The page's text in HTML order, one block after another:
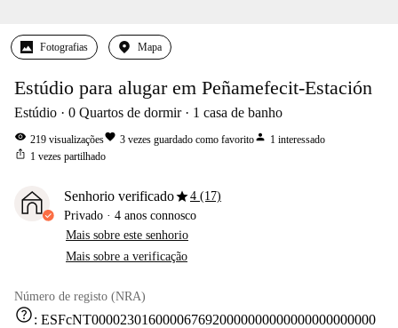
Fotografias Mapa
Estúdio para alugar em Peñamefecit-Estación
Estúdio 0 Quartos de dormir 1 casa de banho
visibility 219 visualizaçõesfavorite 3 vezes guardado como favoritoperson 1 interessado
ios_share 1 vezes partilhado
Senhorio verificadostar4 (17)
Privado · 4 anos connosco
Mais sobre este senhorio
Mais sobre a verificação
Número de registo (NRA)
help: ESFcNT0000230160000676920000000000000000000000